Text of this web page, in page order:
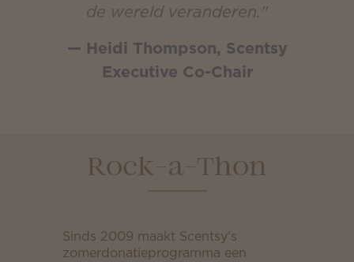
de wereld veranderen."
— Heidi Thompson, Scentsy
Executive Co-Chair
Rock-a-Thon
Sinds 2009 maakt Scentsy's
zomerdonatieprogramma een